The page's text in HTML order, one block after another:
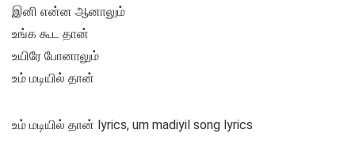
இனி என்ன ஆனாலும்
உங்க கூட தான்
உயிரே போனாலும்
உம் மடியில் தான்
உம் மடியில் தான் lyrics, um madiyil song lyrics